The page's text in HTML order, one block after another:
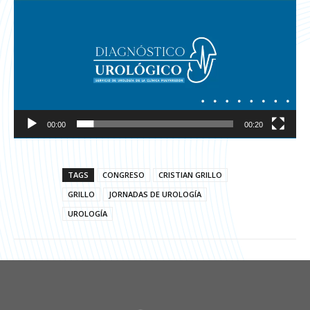
00:00 00:20
TAGS CONGRESO
CRISTIAN GRILLO
GRILLO
JORNADAS DE UROLOGÍA
UROLOGÍA